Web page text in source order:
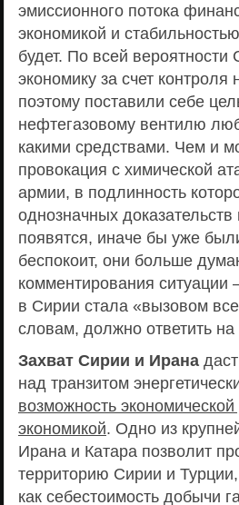
эмиссионного потока
экономикой и
будет. По всей
экономику за счет
поэтому поставили себе
нефтегазовому вентилю
какими средствами. Чем и
провокация с химической
армии, в подлинность
однозначных
появятся, иначе бы уже
беспокоит, они больше
комментирования
в Сирии стала «вызовом
словам, должно ответить
Захват Сирии и Ирана
над транзитом
возможность
экономикой. Одно из
Ирана и Катара позволит
территорию Сирии и
как себестоимость добычи